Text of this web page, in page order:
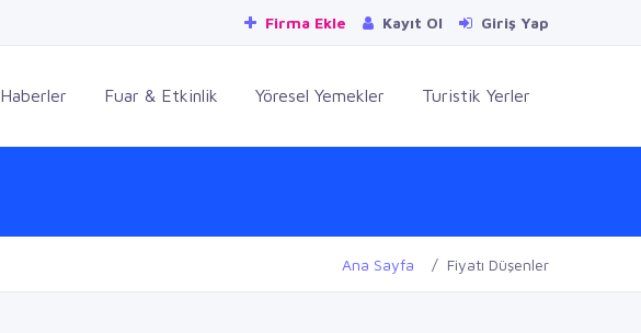
Firma Ekle Kayıt Ol Giriş Yap
Haberler Fuar & Etkinlik Yöresel Yemekler Turistik Yerler
Ana Sayfa Fiyatı Düşenler